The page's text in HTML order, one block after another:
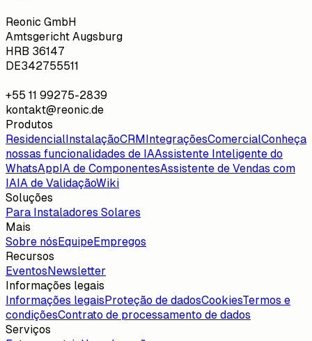
Reonic GmbH
Amtsgericht Augsburg
HRB 36147
DE342755511
+55 11 99275-2839
kontakt@reonic.de
Produtos
ResidencialInstalaçãoCRMIntegraçõesComercialConheça
nossas funcionalidades de IAAssistente Inteligente do
WhatsAppIA de ComponentesAssistente de Vendas com
IAIA de ValidaçãoWiki
Soluções
Para Instaladores Solares
Mais
Sobre nósEquipeEmpregos
Recursos
EventosNewsletter
Informações legais
Informações legaisProteção de dadosCookiesTermos e
condiçõesContrato de processamento de dados
Serviços